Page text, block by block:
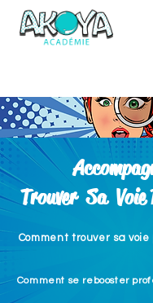
Trouver Sa Voie
Comment trouver sa
Comment se rebooster